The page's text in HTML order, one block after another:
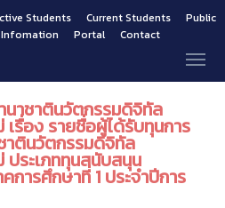
Students Current Students
Public
Infomation
Portal Contact
นาชาตินวัตกรรมดิจิทัล
เรื่อง รายชื่อผู้ได้รับทุนการ
าตินวัตกรรมดิจิทัล
ประเภททุนสนับสนุน
ารศึกษาที่ 1 ประจำปีการ